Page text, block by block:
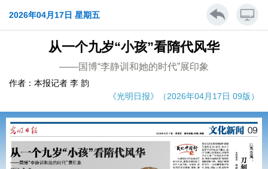
2026年04月17日 星期五
从一个九岁“小孩”看隋代风华
——国博“李静训和她的时代”展印象
作者：本报记者 李 韵
《光明日报》（2026年04月17日 09版）